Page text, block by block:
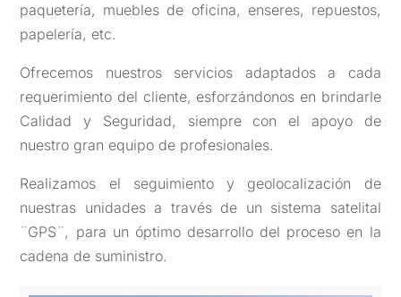
paquetería, muebles de oficina, enseres, repuestos,
papelería, etc.
Ofrecemos nuestros servicios adaptados a cada
requerimiento del cliente, esforzándonos en brindarle
Calidad y Seguridad, siempre con el apoyo de
nuestro gran equipo de profesionales.
Realizamos el seguimiento y geolocalización de
nuestras unidades a través de un sistema satelital
¨GPS¨, para un óptimo desarrollo del proceso en la
cadena de suministro.